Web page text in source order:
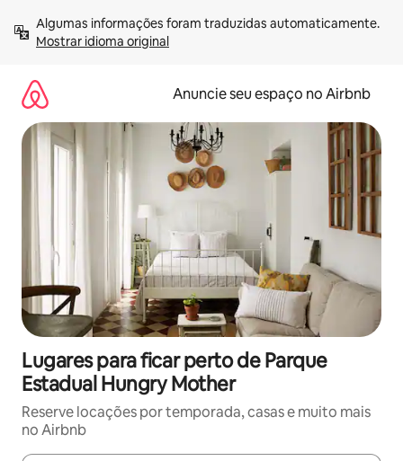
para
Mostrar idioma original
Anuncie seu espaço no Airbnb
Lugares para ficar perto de Parque
Estadual Hungry Mother
Reserve locações por temporada, casas e muito mais
no Airbnb